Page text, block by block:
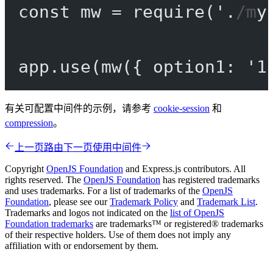
const mw = require( './
app. use(mw({ option1:
有关可配置中间件的示例，请参考 cookie-session 和
compression。
上一页路由下一页使用中间件
Copyright OpenJS Foundation and Express.js contributors. All
rights reserved. The OpenJS Foundation has registered trademarks
and uses trademarks. For a list of trademarks of the OpenJS
Foundation, please see ourTrademark Policy and Trademark List.
Trademarks and logos not indicated on the list of OpenJS
Foundation trademarks are trademarks™ or registered® trademarks
of their respective holders. Use of them does not imply any
affiliation with or endorsement by them.